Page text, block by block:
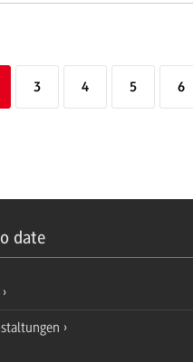
3 4 5 6
date